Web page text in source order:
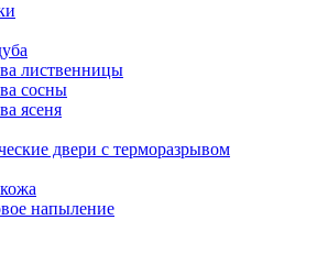
лиственницы
сосны
ясеня
двери с терморазрывом
напыление